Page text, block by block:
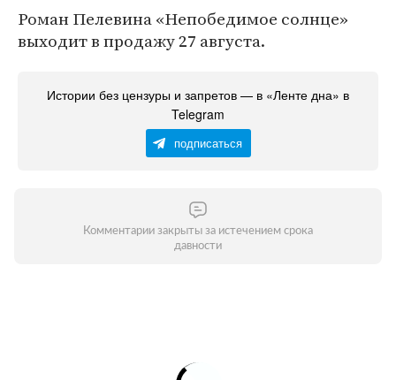
Роман Пелевина «Непобедимое солнце»
выходит в продажу 27 августа.
Истории без цензуры и запретов — в «Ленте дна» в
Telegram
подписаться
Комментарии закрыты за истечением срока
давности